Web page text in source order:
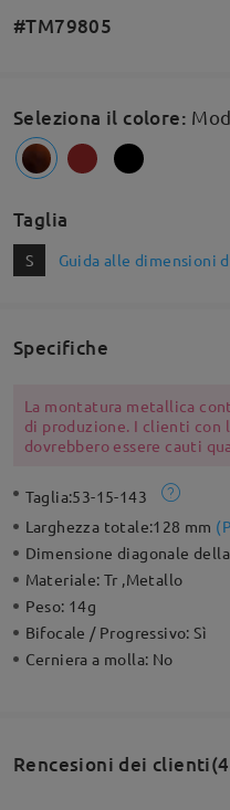
#TM79805
Seleziona il colore:
Taglia
S Guida alle dimensioni
Specifiche
La montatura metallica
di produzione. I clienti con
dovrebbero essere cauti
Taglia:53-15-143
Larghezza totale:128 mm (
Dimensione diagonale
Materiale:Tr ,Metallo
Peso: 14g
Bifocale / Progressivo:Sì
Cerniera a molla: No
Rencesioni dei